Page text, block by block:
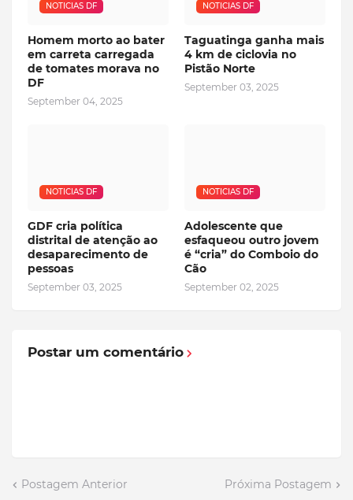
NOTICIAS DF
Homem morto ao bater
em carreta carregada
de tomates morava no
DF
September 04, 2025
NOTICIAS DF
Taguatinga ganha mais
4 km de ciclovia no
Pistão Norte
September 03, 2025
NOTICIAS DF
GDF cria política
distrital de atenção ao
desaparecimento de
pessoas
September 03, 2025
NOTICIAS DF
Adolescente que
esfaqueou outro jovem
é “cria” do Comboio do
Cão
September 02, 2025
Postar um comentário
Postagem Anterior Próxima Postagem